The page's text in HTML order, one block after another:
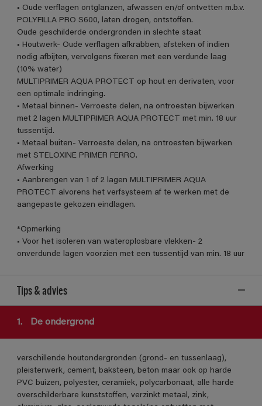
• Oude verflagen ontglanzen, afwassen en/of ontvetten m.b.v.
POLYFILLA PRO S600, laten drogen, ontstoffen.
Oude geschilderde ondergronden in slechte staat
• Houtwerk- Oude verflagen afkrabben, afsteken of indien
nodig afbijten, vervolgens fixeren met een verdunde laag
(10% water)
MULTIPRIMER AQUA PROTECT op hout en derivaten, voor
een optimale indringing.
• Metaal binnen- Verroeste delen, na ontroesten bijwerken
met 2 lagen MULTIPRIMER AQUA PROTECT met min. 18 uur
tussentijd.
• Metaal buiten- Verroeste delen, na ontroesten bijwerken
met STELOXINE PRIMER FERRO.
Afwerking
• Aanbrengen van 1 of 2 lagen MULTIPRIMER AQUA
PROTECT alvorens het verfsysteem af te werken met de
aangepaste gekozen eindlagen.
*Opmerking
• Voor het isoleren van wateroplosbare vlekken- 2
onverdunde lagen voorzien met een tussentijd van min. 18 uur
Tips & advies
1. De ondergrond
verschillende houtondergronden (grond- en tussenlaag),
pleisterwerk, cement, baksteen, beton maar ook op harde
PVC buizen, polyester, ceramiek, polycarbonaat, alle harde
overschilderbare kunststoffen, verzinkt metaal, zink,